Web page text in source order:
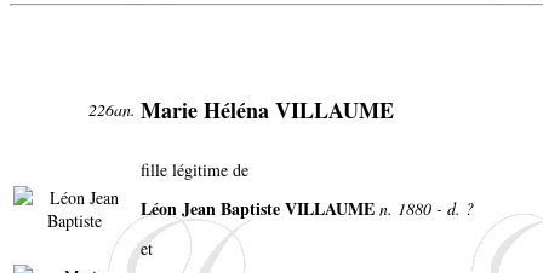
226an. Marie Héléna VILLAUME
fille légitime de
Léon Jean Baptiste VILLAUME n. 1880 - d. ?
et